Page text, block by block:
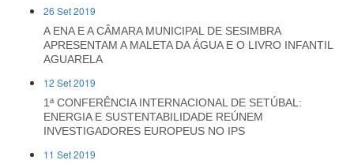
26 Set 2019
A ENA E A CÂMARA MUNICIPAL DE SESIMBRA
APRESENTAM A MALETA DA ÁGUA E O LIVRO INFANTIL
AGUARELA
12 Set 2019
1ª CONFERÊNCIA INTERNACIONAL DE SETÚBAL:
ENERGIA E SUSTENTABILIDADE REÚNEM
INVESTIGADORES EUROPEUS NO IPS
11 Set 2019